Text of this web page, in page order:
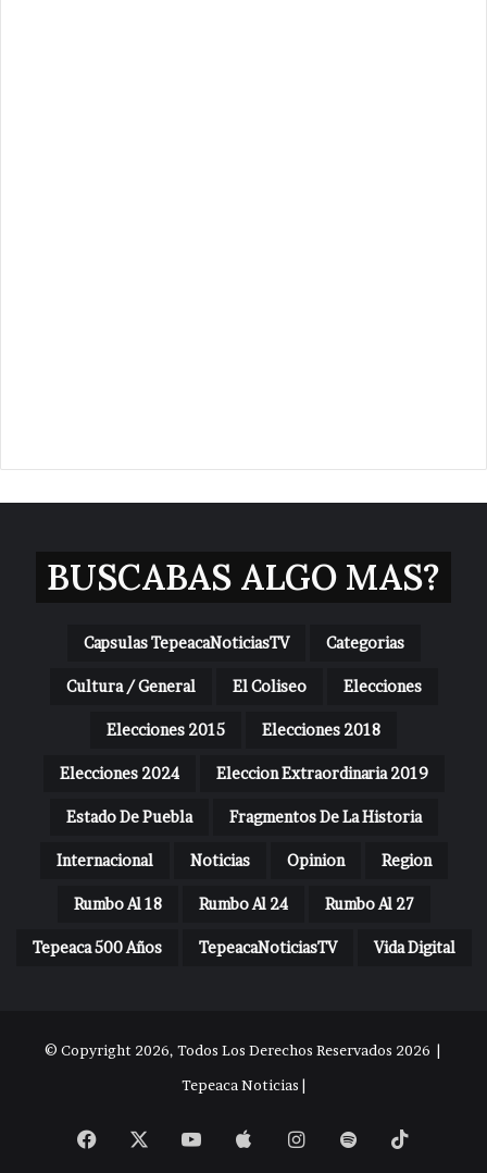
BUSCABAS ALGO MAS?
Capsulas TepeacaNoticiasTV Categorias
Cultura / General El Coliseo Elecciones
Elecciones 2015 Elecciones 2018
Elecciones 2024 Eleccion Extraordinaria 2019
Estado De Puebla Fragmentos De La Historia
Internacional Noticias Opinion Region
Rumbo Al 18 Rumbo Al 24 Rumbo Al 27
Tepeaca 500 Años TepeacaNoticiasTV Vida Digital
© Copyright 2026, Todos Los Derechos Reservados 2026 |
Tepeaca Noticias |
Facebook YouTubeAppleInstagram
Spotify